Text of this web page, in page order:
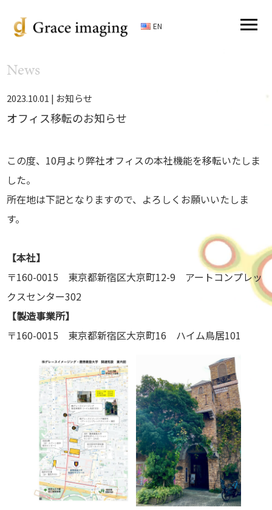
EN
News
2023.10.01 | お知らせ
オフィス移転のお知らせ
この度、10月より弊社オフィスの本社機能を移転いたしま
した。
所在地は下記となりますので、よろしくお願いいたしま
す。
【本社】
〒160-0015 東京都新宿区大京町12-9 アートコンプレッ
クスセンター302
【製造事業所】
〒160-0015 東京都新宿区大京町16 ハイム鳥居101